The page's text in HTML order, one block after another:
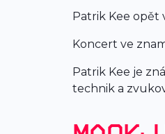
Patrik Kee opět
Koncert ve
Patrik Kee je
technik a